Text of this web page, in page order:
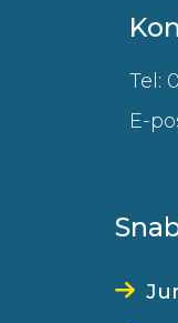
Tel:
E-